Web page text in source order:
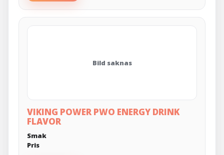
Bild saknas
VIKING POWER PWO ENERGY DRINK
FLAVOR
Smak
Pris